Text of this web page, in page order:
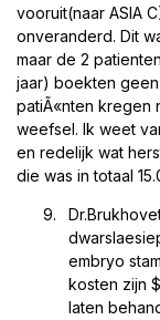
vooruit(naar ASIA
onveranderd. Dit
maar de 2
jaar) boekten
patiÃ«nten kregen
weefsel. Ik weet
en redelijk wat
die was in totaal
embryo
kosten zijn
laten